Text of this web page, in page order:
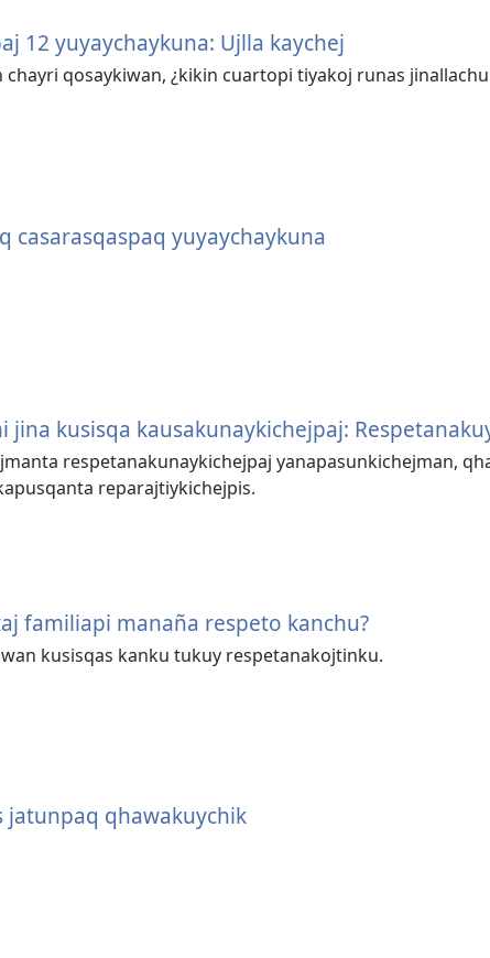
12 yuyaychaykuna: Ujlla kaychej
chayri qosaykiwan, ¿kikin cuartopi tiyakoj runas
casarasqaspaq yuyaychaykuna
jina kusisqa kausakunaykichejpaj:
respetanakunaykichejpaj yanapasunkichejman,
reparajtiykichejpis.
familiapi manaña respeto kanchu?
kusisqas kanku tukuy respetanakojtinku.
jatunpaq qhawakuychik